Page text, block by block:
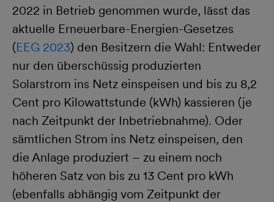
2022 in Betrieb genommen wurde, lässt das
aktuelle Erneuerbare-Energien-Gesetzes
(EEG 2023) den Besitzern die Wahl: Entweder
nur den überschüssig produzierten
Solarstrom ins Netz einspeisen und bis zu 8,2
Cent pro Kilowattstunde (kWh) kassieren (je
nach Zeitpunkt der Inbetriebnahme). Oder
sämtlichen Strom ins Netz einspeisen, den
die Anlage produziert – zu einem noch
höheren Satz von bis zu 13 Cent pro kWh
(ebenfalls abhängig vom Zeitpunkt der